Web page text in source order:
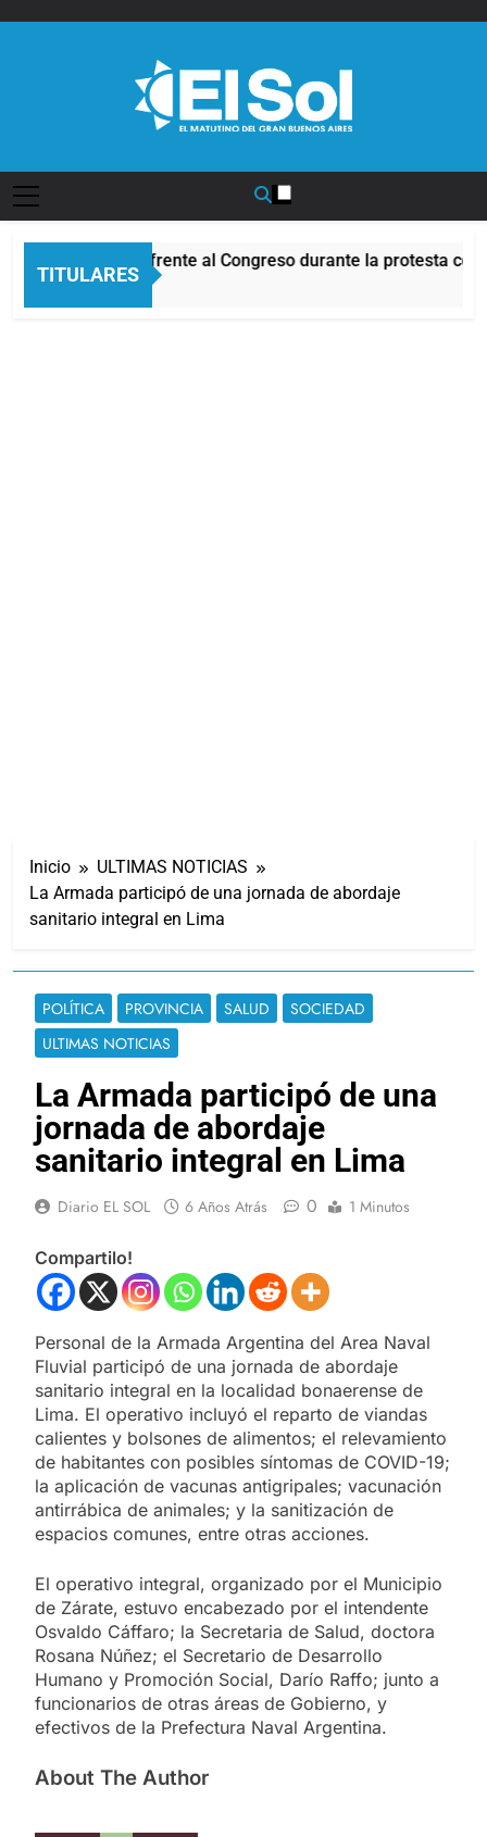
TITULARES
Incidentes frente al Congreso durante la protesta
7 Horas Atrás
Inicio
ULTIMAS NOTICIAS
La Armada participó de una jornada de abordaje
sanitario integral en Lima
POLÍTICA PROVINCIA SALUD
SOCIEDAD
ULTIMAS NOTICIAS
La Armada participó de una
jornada de abordaje
sanitario integral en Lima
Diario EL SOL 6 Años Atrás 0 1 Minutos
Compartilo!
Personal de la Armada Argentina del Area Naval
Fluvial participó de una jornada de abordaje
sanitario integral en la localidad bonaerense de
Lima. El operativo incluyó el reparto de viandas
calientes y bolsones de alimentos; el relevamiento
de habitantes con posibles síntomas de COVID-19;
la aplicación de vacunas antigripales; vacunación
antirrábica de animales; y la sanitización de
espacios comunes, entre otras acciones.
El operativo integral, organizado por el Municipio
de Zárate, estuvo encabezado por el intendente
Osvaldo Cáffaro; la Secretaria de Salud, doctora
Rosana Núñez; el Secretario de Desarrollo
Humano y Promoción Social, Darío Raffo; junto a
funcionarios de otras áreas de Gobierno, y
efectivos de la Prefectura Naval Argentina.
About The Author